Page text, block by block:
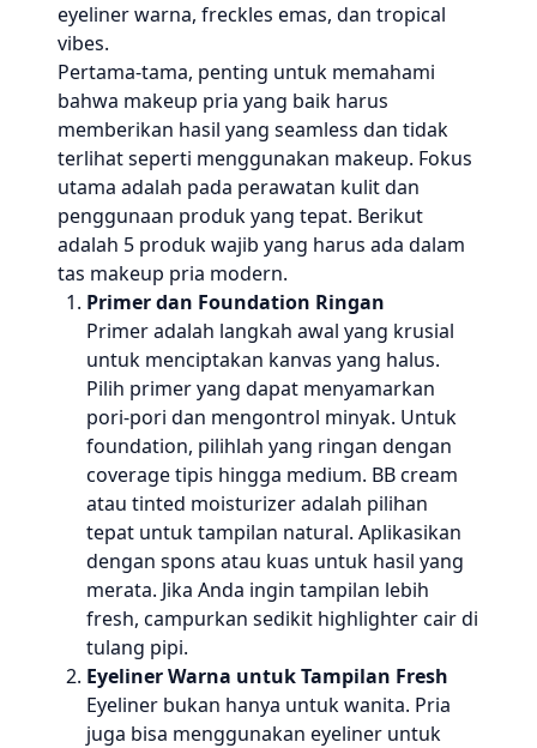
eyeliner warna, freckles emas, dan tropical
vibes.
Pertama-tama, penting untuk memahami
bahwa makeup pria yang baik harus
memberikan hasil yang seamless dan tidak
terlihat seperti menggunakan makeup. Fokus
utama adalah pada perawatan kulit dan
penggunaan produk yang tepat. Berikut
adalah 5 produk wajib yang harus ada dalam
tas makeup pria modern.
Primer dan Foundation Ringan
Primer adalah langkah awal yang krusial
untuk menciptakan kanvas yang halus.
Pilih primer yang dapat menyamarkan
pori-pori dan mengontrol minyak. Untuk
foundation, pilihlah yang ringan dengan
coverage tipis hingga medium. BB cream
atau tinted moisturizer adalah pilihan
tepat untuk tampilan natural. Aplikasikan
dengan spons atau kuas untuk hasil yang
merata. Jika Anda ingin tampilan lebih
fresh, campurkan sedikit highlighter cair di
tulang pipi.
Eyeliner Warna untuk Tampilan Fresh
Eyeliner bukan hanya untuk wanita. Pria
juga bisa menggunakan eyeliner untuk